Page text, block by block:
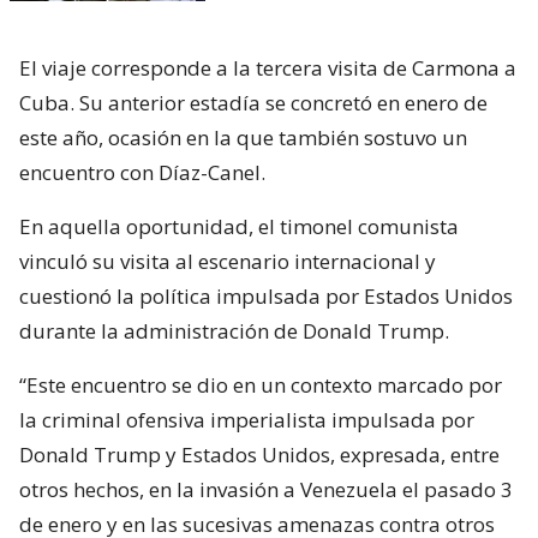
El viaje corresponde a la tercera visita de Carmona a
Cuba. Su anterior estadía se concretó en enero de
este año, ocasión en la que también sostuvo un
encuentro con Díaz-Canel.
En aquella oportunidad, el timonel comunista
vinculó su visita al escenario internacional y
cuestionó la política impulsada por Estados Unidos
durante la administración de Donald Trump.
“Este encuentro se dio en un contexto marcado por
la criminal ofensiva imperialista impulsada por
Donald Trump y Estados Unidos, expresada, entre
otros hechos, en la invasión a Venezuela el pasado 3
de enero y en las sucesivas amenazas contra otros